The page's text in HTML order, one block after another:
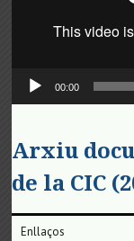
00:00
Arxiu
de la CIC
Enllaços